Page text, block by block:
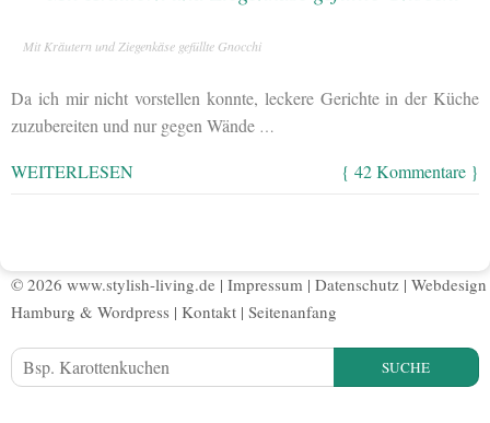
Mit Kräutern und Ziegenkäse gefüllte Gnocchi
Da ich mir nicht vorstellen konnte, leckere Gerichte in der Küche
zuzubereiten und nur gegen Wände …
WEITERLESEN { 42 Kommentare }
© 2026 www.stylish-living.de | Impressum | Datenschutz | Webdesign
Hamburg & Wordpress | Kontakt | Seitenanfang
SUCHE